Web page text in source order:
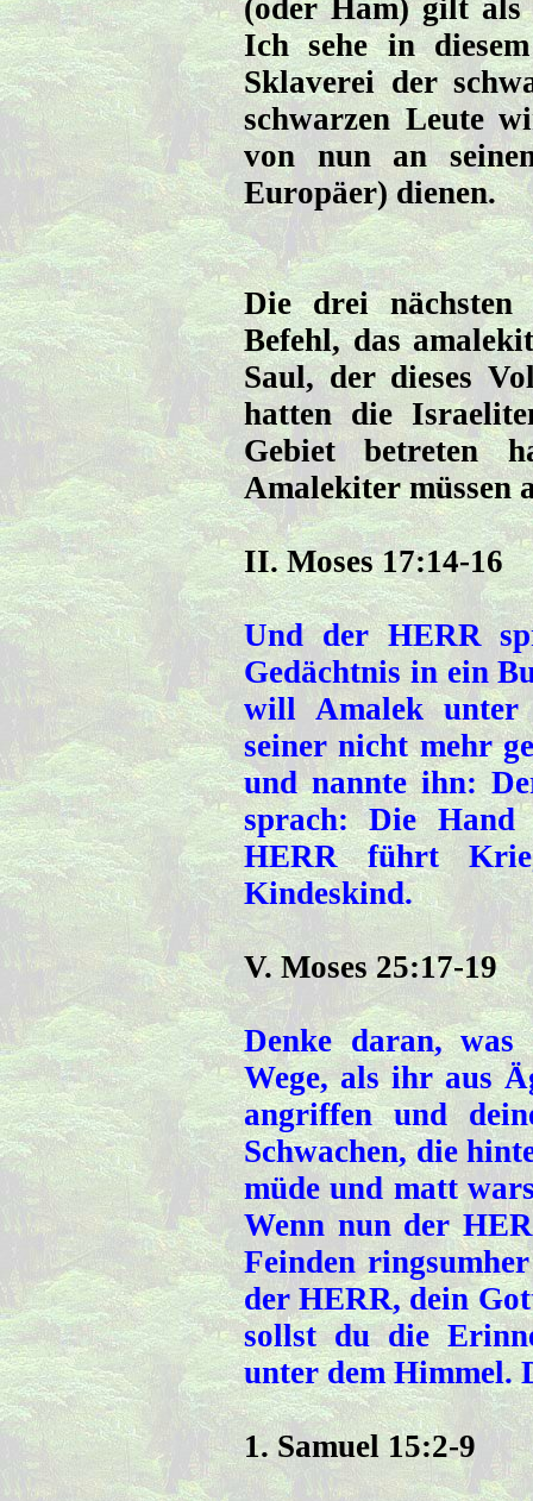
(oder Ham) gilt als
Ich sehe in
Sklaverei der
schwarzen Leute
von nun an
Europäer) dienen.
Die drei nächsten
Befehl, das
Saul, der dieses
hatten die
Gebiet betreten
Amalekiter müssen
II. Moses 17:14-16
Und der HERR
Gedächtnis in ein
will Amalek unter
seiner nicht mehr
und nannte ihn:
sprach: Die
HERR führt
Kindeskind.
V. Moses 25:17-19
Denke daran,
Wege, als ihr aus
angriffen und
Schwachen, die
müde und matt
Wenn nun der
Feinden
der HERR, dein
sollst du die
unter dem Himmel.
1. Samuel 15:2-9